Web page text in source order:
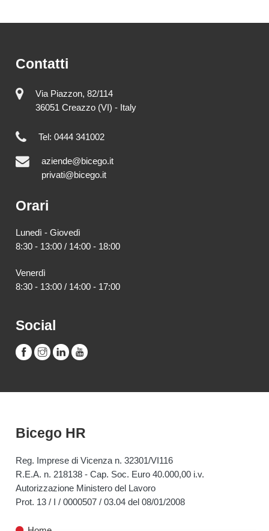
Contatti
Via Piazzon, 82/114
36051 Creazzo (VI) - Italy
Tel: 0444 341002
aziende@bicego.it
privati@bicego.it
Orari
Lunedì - Giovedì
8:30 - 13:00 / 14:00 - 18:00
Venerdì
8:30 - 13:00 / 14:00 - 17:00
Social
Bicego HR
Reg. Imprese di Vicenza n. 32301/VI116
R.E.A. n. 218138 - Cap. Soc. Euro 40.000,00 i.v.
Autorizzazione Ministero del Lavoro
Prot. 13 / I / 0000507 / 03.04 del 08/01/2008